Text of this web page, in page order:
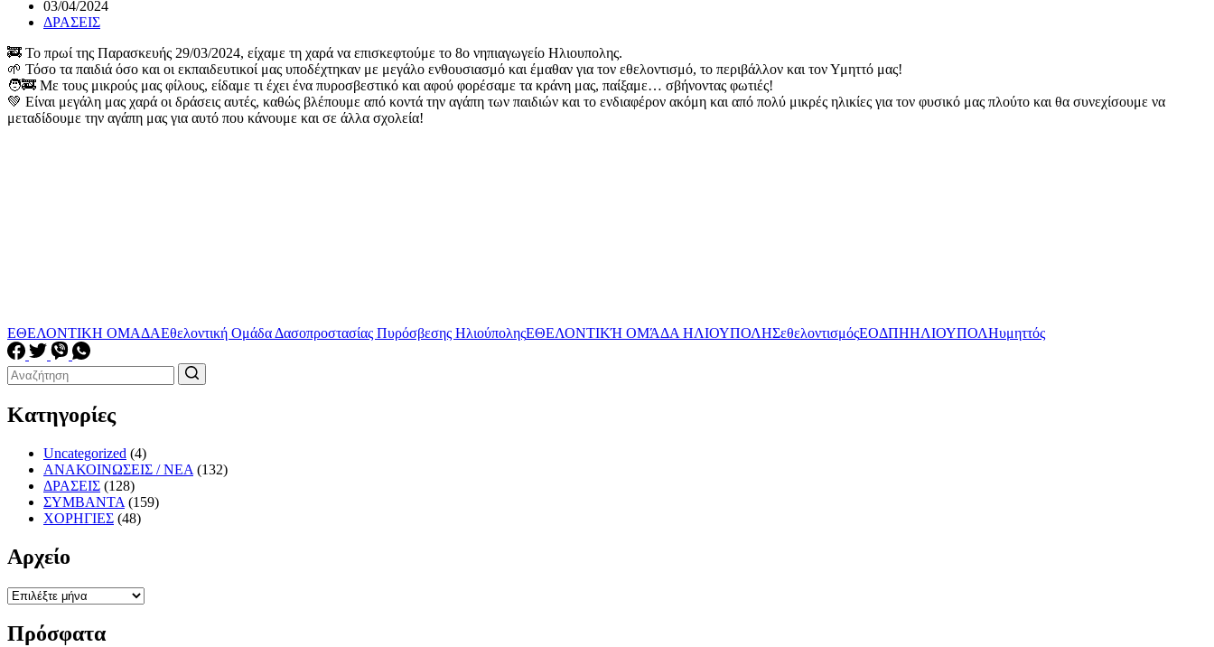
03/04/2024
ΔΡΑΣΕΙΣ
🚒 Το πρωί της Παρασκευής 29/03/2024, είχαμε τη χαρά να επισκεφτούμε το 8ο νηπιαγωγείο Ηλιουπολης.
🌱 Τόσο τα παιδιά όσο και οι εκπαιδευτικοί μας υποδέχτηκαν με μεγάλο ενθουσιασμό και έμαθαν για τον εθελοντισμό, το περιβάλλον και τον Υμηττό μας!
🧑‍🚒 Με τους μικρούς μας φίλους, είδαμε τι έχει ένα πυροσβεστικό και αφού φορέσαμε τα κράνη μας, παίξαμε… σβήνοντας φωτιές!
💚 Είναι μεγάλη μας χαρά οι δράσεις αυτές, καθώς βλέπουμε από κοντά την αγάπη των παιδιών και το ενδιαφέρον ακόμη και από πολύ μικρές ηλικίες για τον φυσικό μας πλούτο και θα συνεχίσουμε να
μεταδίδουμε την αγάπη μας για αυτό που κάνουμε και σε άλλα σχολεία!
ΕΘΕΛΟΝΤΙΚΗ ΟΜΑΔΑΕθελοντική Ομάδα Δασοπροστασίας Πυρόσβεσης ΗλιούποληςΕΘΕΛΟΝΤΙΚΉ ΟΜΆΔΑ ΗΛΙΟΥΠΟΛΗΣεθελοντισμόςΕΟΔΠΗΗΛΙΟΥΠΟΛΗυμηττός
Κατηγορίες
Uncategorized (4)
ΑΝΑΚΟΙΝΩΣΕΙΣ / ΝΕΑ (132)
ΔΡΑΣΕΙΣ (128)
ΣΥΜΒΑΝΤΑ (159)
ΧΟΡΗΓΙΕΣ (48)
Αρχείο
Αρχείο
Πρόσφατα